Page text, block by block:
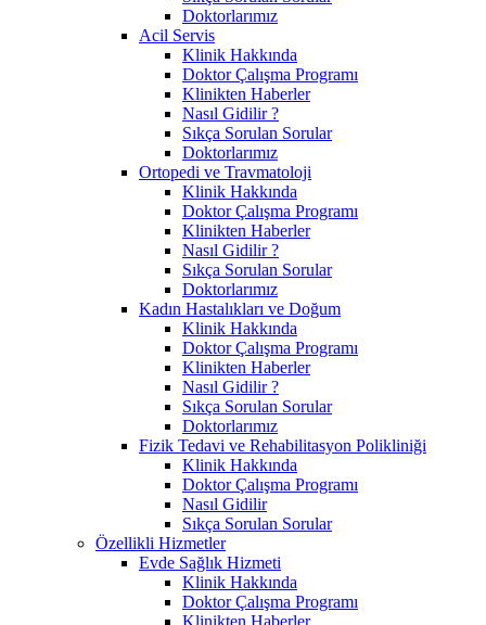
Doktorlarımız
Acil Servis
Klinik Hakkında
Doktor Çalışma Programı
Klinikten Haberler
Nasıl Gidilir ?
Sıkça Sorulan Sorular
Doktorlarımız
Ortopedi ve Travmatoloji
Klinik Hakkında
Doktor Çalışma Programı
Klinikten Haberler
Nasıl Gidilir ?
Sıkça Sorulan Sorular
Doktorlarımız
Kadın Hastalıkları ve Doğum
Klinik Hakkında
Doktor Çalışma Programı
Klinikten Haberler
Nasıl Gidilir ?
Sıkça Sorulan Sorular
Doktorlarımız
Fizik Tedavi ve Rehabilitasyon Polikliniği
Klinik Hakkında
Doktor Çalışma Programı
Nasıl Gidilir
Sıkça Sorulan Sorular
Özellikli Hizmetler
Evde Sağlık Hizmeti
Klinik Hakkında
Doktor Çalışma Programı
Klinikten Haberler